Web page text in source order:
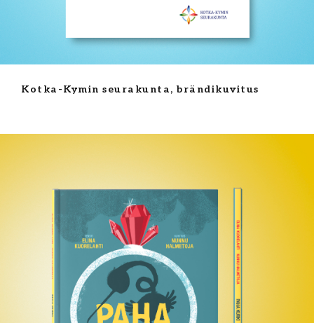
Kotka-Kymin seurakunta, brändikuvitus